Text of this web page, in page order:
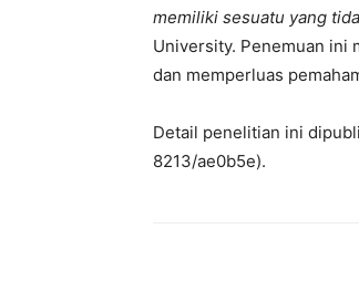
memiliki sesuatu yang
University. Penemuan ini
dan memperluas
Detail penelitian ini
8213/ae0b5e).